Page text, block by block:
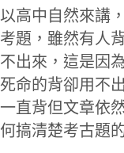
以高中自然來講
考題，雖然有人
不出來，這是因
死命的背卻用不
一直背但文章依
何搞清楚考古題